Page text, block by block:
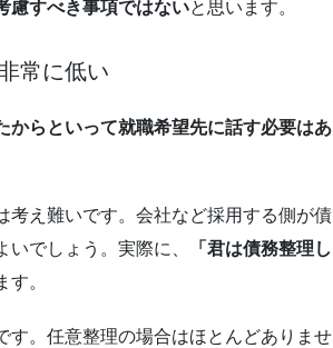
慮すべき事項ではないと思います。
常に低い
からといって就職希望先に話す必要はあ
考え難いです。会社など採用する側が債
でしょう。実際に、
「君は債務整理し
す。
す。任意整理の場合はほとんどありませ